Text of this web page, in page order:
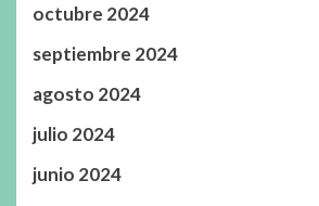
octubre 2024
septiembre 2024
agosto 2024
julio 2024
junio 2024